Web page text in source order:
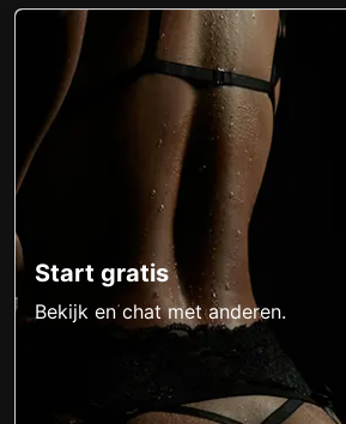
Start gratis
Bekijk en chat met anderen.